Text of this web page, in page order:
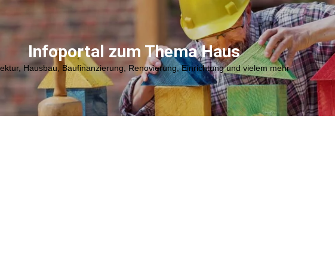
Infoportal zum Thema Haus
Hausbau, Baufinanzierung, Renovierung, Einrichtung und vielem mehr